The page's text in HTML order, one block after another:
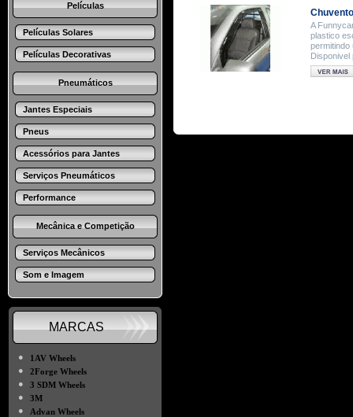
Películas
Películas Solares
Películas Decorativas
Pneumáticos
Jantes Especiais
Pneus
Acessórios para Jantes
Serviços Pneumáticos
Performance
Mecânica e Competição
Serviços Mecânicos
Som e Imagem
MARCAS
●
1AV Wheels
●
2Forge Wheels
●
3 SDM Wheels
●
3M
●
Advan Wheels
A
plastico
permitindo
Disponivel